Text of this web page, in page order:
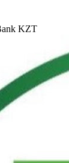
KZT